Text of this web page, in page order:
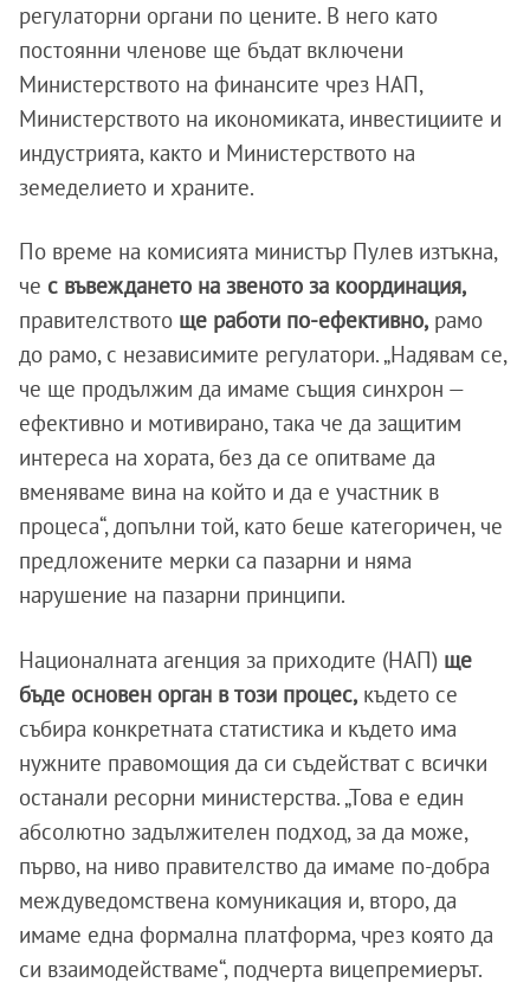
регулаторни органи по цените. В него като
постоянни членове ще бъдат включени
Министерството на финансите чрез НАП,
Министерството на икономиката, инвестициите и
индустрията, както и Министерството на
земеделието и храните.
По време на комисията министър Пулев изтъкна,
че с въвеждането на звеното за координация,
правителството ще работи по-ефективно, рамо
до рамо, с независимите регулатори. „Надявам се,
че ще продължим да имаме същия синхрон —
ефективно и мотивирано, така че да защитим
интереса на хората, без да се опитваме да
вменяваме вина на който и да е участник в
процеса“, допълни той, като беше категоричен, че
предложените мерки са пазарни и няма
нарушение на пазарни принципи.
Националната агенция за приходите (НАП) ще
бъде основен орган в този процес, където се
събира конкретната статистика и където има
нужните правомощия да си съдействат с всички
останали ресорни министерства. „Това е един
абсолютно задължителен подход, за да може,
първо, на ниво правителство да имаме по-добра
междуведомствена комуникация и, второ, да
имаме една формална платформа, чрез която да
си взаимодействаме“, подчерта вицепремиерът.